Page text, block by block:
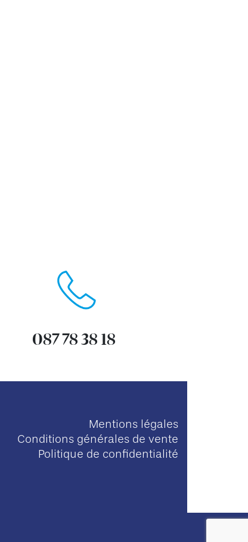
087 78 38 18
Mentions légales
Conditions générales de vente
Politique de confidentialité